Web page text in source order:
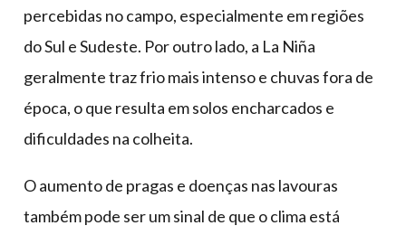
percebidas no campo, especialmente em regiões
do Sul e Sudeste. Por outro lado, a La Niña
geralmente traz frio mais intenso e chuvas fora de
época, o que resulta em solos encharcados e
dificuldades na colheita.
O aumento de pragas e doenças nas lavouras
também pode ser um sinal de que o clima está